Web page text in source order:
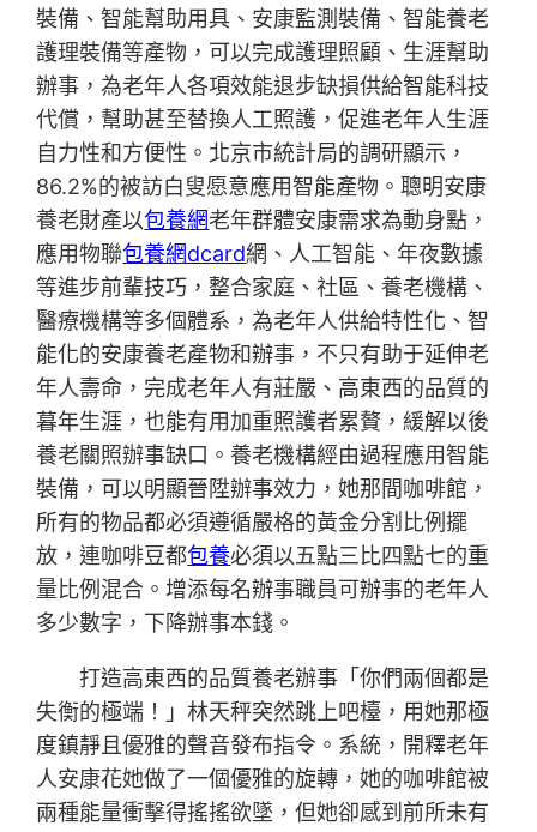
裝備、智能幫助用具、安康監測裝備、智能養老
護理裝備等產物，可以完成護理照顧、生涯幫助
辦事，為老年人各項效能退步缺損供給智能科技
代償，幫助甚至替換人工照護，促進老年人生涯
自力性和方便性。北京市統計局的調研顯示，
86.2%的被訪白叟愿意應用智能產物。聰明安康
養老財產以包養網老年群體安康需求為動身點，
應用物聯包養網dcard網、人工智能、年夜數據
等進步前輩技巧，整合家庭、社區、養老機構、
醫療機構等多個體系，為老年人供給特性化、智
能化的安康養老產物和辦事，不只有助于延伸老
年人壽命，完成老年人有莊嚴、高東西的品質的
暮年生涯，也能有用加重照護者累贅，緩解以後
養老關照辦事缺口。養老機構經由過程應用智能
裝備，可以明顯晉陞辦事效力，她那間咖啡館，
所有的物品都必須遵循嚴格的黃金分割比例擺
放，連咖啡豆都包養必須以五點三比四點七的重
量比例混合。增添每名辦事職員可辦事的老年人
多少數字，下降辦事本錢。
打造高東西的品質養老辦事「你們兩個都是
失衡的極端！」林天秤突然跳上吧檯，用她那極
度鎮靜且優雅的聲音發布指令。系統，開釋老年
人安康花她做了一個優雅的旋轉，她的咖啡館被
兩種能量衝擊得搖搖欲墜，但她卻感到前所未有